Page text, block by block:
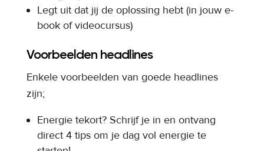
Legt uit dat jij de oplossing hebt (in jouw e-
book of videocursus)
Voorbeelden headlines
Enkele voorbeelden van goede headlines
zijn;
Energie tekort? Schrijf je in en ontvang
direct 4 tips om je dag vol energie te